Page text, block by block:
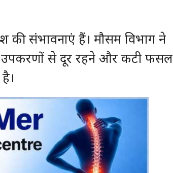
की संभावनाएं हैं। मौसम विभाग ने
उपकरणों से दूर रहने और कटी फसल